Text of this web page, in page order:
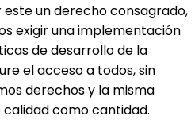
este un derecho consagrado,
exigir una implementación
de desarrollo de la
el acceso a todos, sin
derechos y la misma
como cantidad.